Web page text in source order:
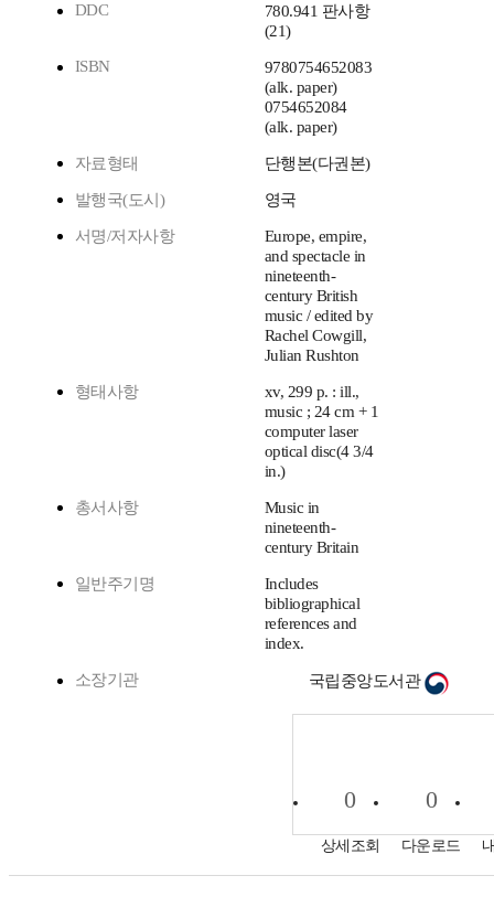
DDC
780.941 판사항
(21)
ISBN
9780754652083
(alk. paper)
0754652084
(alk. paper)
자료형태 단행본(다권본)
발행국(도시) 영국
서명/저자사항
Europe, empire,
and spectacle in
nineteenth-
century British
music / edited by
Rachel Cowgill,
Julian Rushton
형태사항
xv, 299 p. : ill.,
music ; 24 cm + 1
computer laser
optical disc(4 3/4
in.)
총서사항
Music in
nineteenth-
century Britain
일반주기명
Includes
bibliographical
references and
index.
소장기관 국립중앙도서관
0
상세조회
0
다운로드